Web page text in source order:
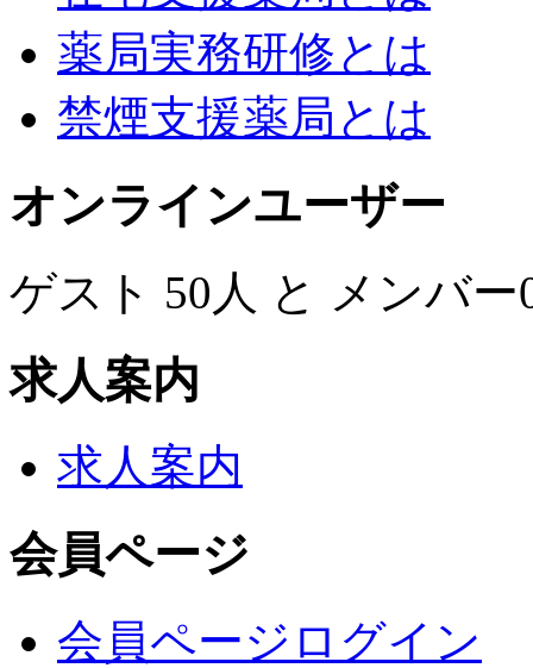
薬局実務研修とは
禁煙支援薬局とは
オンラインユーザー
ゲスト 50人 と メンバ
求人案内
求人案内
会員ページ
会員ページログイン